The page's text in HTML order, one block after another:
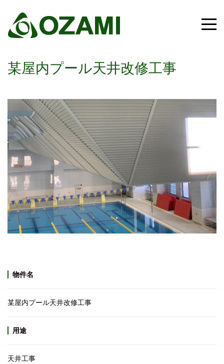
某屋内プール天井改修工事
物件名
某屋内プール天井改修工事
用途
天井工事